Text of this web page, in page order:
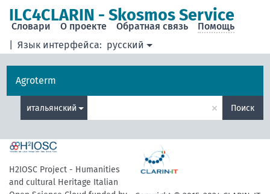
ILC4CLARIN - Skosmos Service
Язык интерфейса: русский
Словари О проекте Обратная связь Помощь
Agroterm
итальянский × Поиск
H2IOSC Project - Humanities
and cultural Heritage Italian